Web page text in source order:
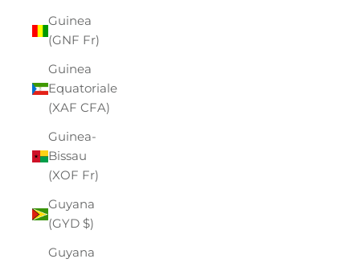
Guinea
(GNF Fr)
Guinea
Equatoriale
(XAF CFA)
Guinea-
Bissau
(XOF Fr)
Guyana
(GYD $)
Guyana